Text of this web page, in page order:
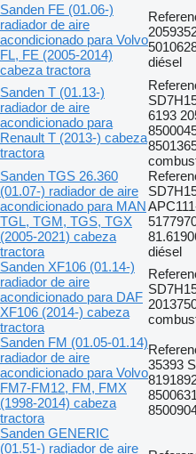
Sanden FE (01.06-)
radiador de aire
acondicionado para Volvo
FL, FE (2005-2014)
cabeza tractora
diésel
Sanden T (01.13-)
radiador de aire
acondicionado para
Renault T (2013-) cabeza
tractora
6193
Sanden TGS 26.360
(01.07-) radiador de aire
acondicionado para MAN
TGL, TGM, TGS, TGX
(2005-2021) cabeza
tractora
diésel
Sanden XF106 (01.14-)
radiador de aire
acondicionado para DAF
XF106 (2014-) cabeza
tractora
Sanden FM (01.05-01.14)
radiador de aire
acondicionado para Volvo
FM7-FM12, FM, FMX
(1998-2014) cabeza
tractora
35393
Sanden GENERIC
(01.51-) radiador de aire